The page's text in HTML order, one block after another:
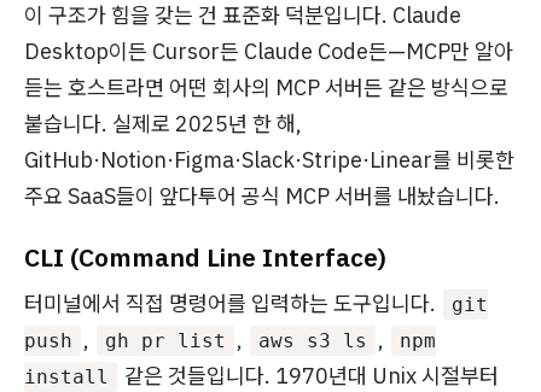
이 구조가 힘을 갖는 건 표준화 덕분입니다. Claude
Desktop이든 Cursor든 Claude Code든—MCP만 알아
듣는 호스트라면 어떤 회사의 MCP 서버든 같은 방식으로
붙습니다. 실제로 2025년 한 해,
GitHub·Notion·Figma·Slack·Stripe·Linear를 비롯한
주요 SaaS들이 앞다투어 공식 MCP 서버를 내놨습니다.
CLI (Command Line Interface)
터미널에서 직접 명령어를 입력하는 도구입니다.
git
push , gh pr list , aws s3 ls ,
npm
install
같은 것들입니다. 1970년대 Unix 시절부터